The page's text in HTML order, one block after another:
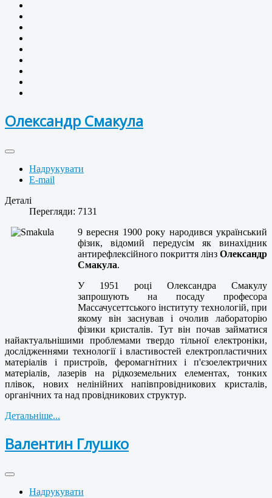
Олександр Смакула
Надрукувати
E-mail
Деталі
Перегляди: 7131
9 вересня 1900 року народився український
фізик, відомий передусім як винахідник
антирефлексійного покриття лінз Олександр
Смакула.
У 1951 році Олександра Смакулу
запрошують на посаду професора
Массачусеттського інституту технологій, при
якому він заснував і очолив лабораторію
фізики кристалів. Тут він почав займатися
найактуальнішими проблемами твердо тільної електроніки,
дослідженнями технології і властивостей електропластичних
матеріалів і пристроїв, феромагнітних і п'єзоелектричних
матеріалів, лазерів на рідкоземельних елементах, тонких
плівок, нових нелінійних напівпровідникових кристалів,
органічних та над провідникових структур.
Детальніше...
Валентин Глушко
Надрукувати